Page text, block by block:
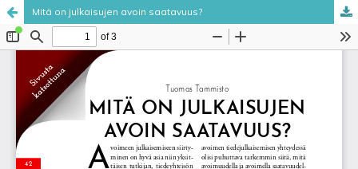
Mitä on julkaisujen avoin saatavuus?
Palvelua ylläpitää